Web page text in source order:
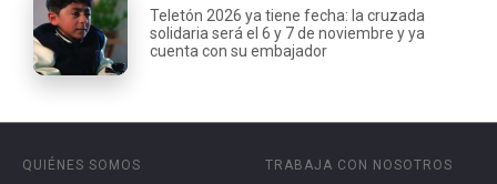
Teletón 2026 ya tiene fecha: la cruzada
solidaria será el 6 y 7 de noviembre y ya
cuenta con su embajador
QUIÉNES SOMOS
TRABAJA CON NOSOTROS